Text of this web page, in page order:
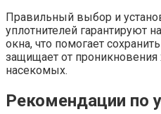
Правильный выбор и
уплотнителей гарантируют
окна, что помогает
защищает от
насекомых.​
Рекомендации по